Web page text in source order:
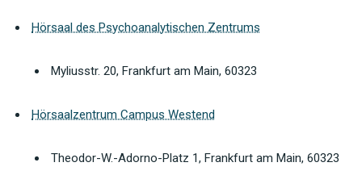
Hörsaal des Psychoanalytischen Zentrums
Myliusstr. 20, Frankfurt am Main, 60323
Hörsaalzentrum Campus Westend
Theodor-W.-Adorno-Platz 1, Frankfurt am Main, 60323